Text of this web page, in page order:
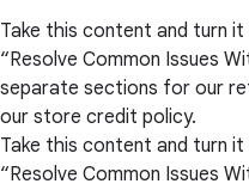
Take this content and turn
“Resolve Common Issues
separate sections for our
our store credit policy.
Take this content and turn
“Resolve Common Issues